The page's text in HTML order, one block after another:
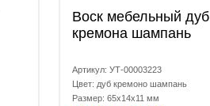
Воск мебельный дуб
кремона шампань
Артикул: УТ-00003223
Цвет: дуб кремоно шампань
Размер: 65x14x11 мм